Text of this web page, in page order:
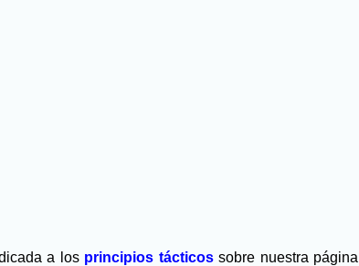
a los principios tácticos sobre nuestra página